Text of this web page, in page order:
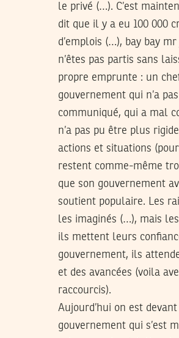
le privé (…). C’est
dit que il y a eu 100 000
d’emplois (…), bay bay
n’êtes pas partis sans
propre emprunte : un
gouvernement qui n’a
communiqué, qui a mal
n’a pas pu être plus
actions et situations
restent comme-même
que son gouvernement
soutient populaire. Les
les imaginés (…), mais
ils mettent leurs
gouvernement, ils
et des avancées (voila
raccourcis).
Aujourd’hui on est
gouvernement qui s’est